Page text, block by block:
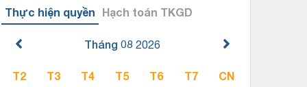
Thực hiện quyền Hạch toán TKGD
Tháng 08 2026
T2 T3 T4 T5 T6 T7 CN